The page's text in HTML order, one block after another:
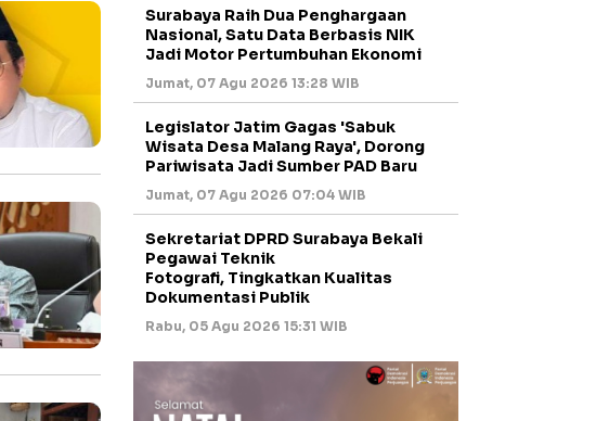
Surabaya Raih Dua Penghargaan
Nasional, Satu Data Berbasis NIK
Jadi Motor Pertumbuhan Ekonomi
Jumat, 07 Agu 2026 13:28 WIB
Legislator Jatim Gagas 'Sabuk
Wisata Desa Malang Raya', Dorong
Pariwisata Jadi Sumber PAD Baru
Jumat, 07 Agu 2026 07:04 WIB
Sekretariat DPRD Surabaya Bekali
Pegawai Teknik
Fotografi, Tingkatkan Kualitas
Dokumentasi Publik
Rabu, 05 Agu 2026 15:31 WIB